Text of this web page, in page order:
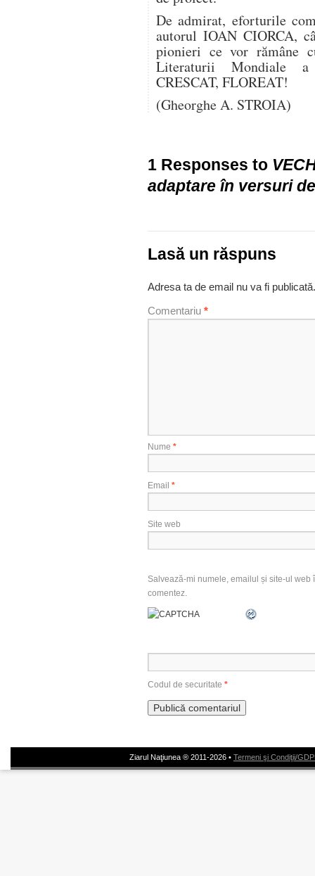
De admirat, eforturile
autorul IOAN CIORCA,
pionieri ce vor rămâne
Literaturii Mondiale
CRESCAT, FLOREAT!
(Gheorghe A. STROIA)
1 Responses to
adaptare în versuri
Lasă un răspuns
Adresa ta de email nu va fi publicată.
Comentariu *
Nume *
Email *
Site web
Salvează-mi numele, emailul și site-ul
comentez.
Codul de securitate *
Ziarul Naţiunea ® 2011-2026 • Termeni şi Condiţii/